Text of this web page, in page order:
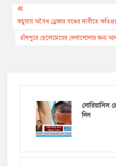
Post
navigation
কচুয়ায় অবৈধ ড্রেজার বন্ধের দাবীতে
চাঁদপুরে ছেলেমেয়ের দেখাশোনার জন্য
সোরিয়াসিস
নিন